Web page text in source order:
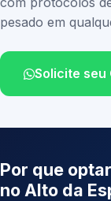
pesado em
Solicite seu
Por que
no Alto da